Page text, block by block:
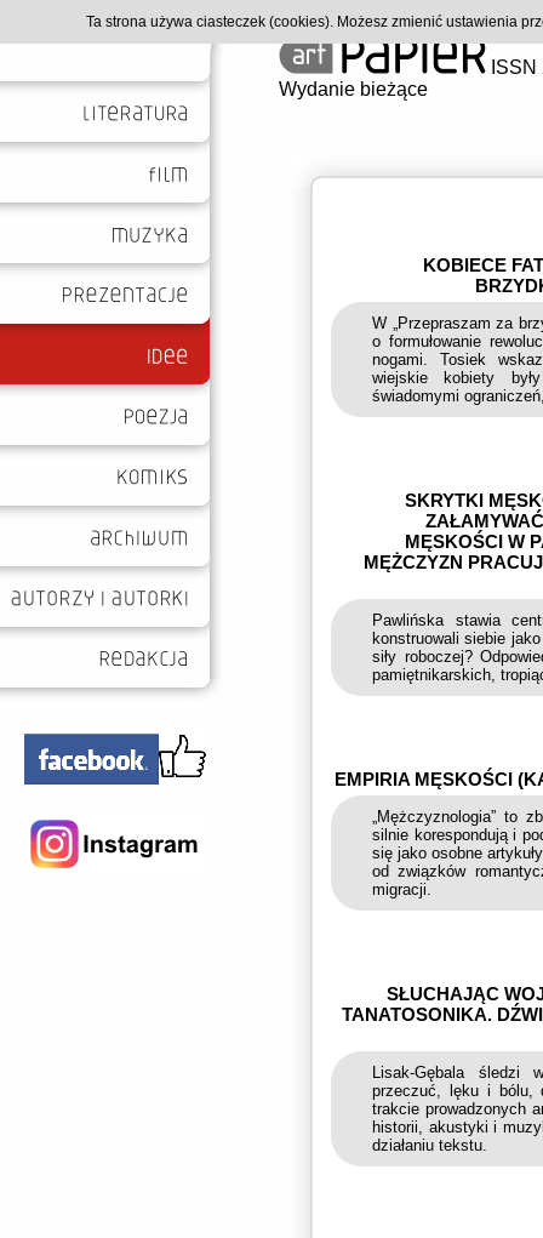
Wydanie bieżące
KOBIECE
W „Przepraszam za
o formułowanie
nogami. Tosiek
wiejskie kobiety
świadomymi
SKRYTKI
MĘSKOŚCI W
MĘŻCZYZN
Pawlińska stawia
konstruowali siebie
siły roboczej?
pamiętnikarskich,
EMPIRIA MĘSKOŚCI
„Mężczyznologia” to
silnie korespondują i
się jako osobne
od związków
migracji.
SŁUCHAJĄC
TANATOSONIKA.
Lisak-Gębala śledzi
przeczuć, lęku i bólu,
trakcie prowadzonych
historii, akustyki i
działaniu tekstu.
Ta strona używa ciasteczek (cookies). Możesz zmienić ustawienia